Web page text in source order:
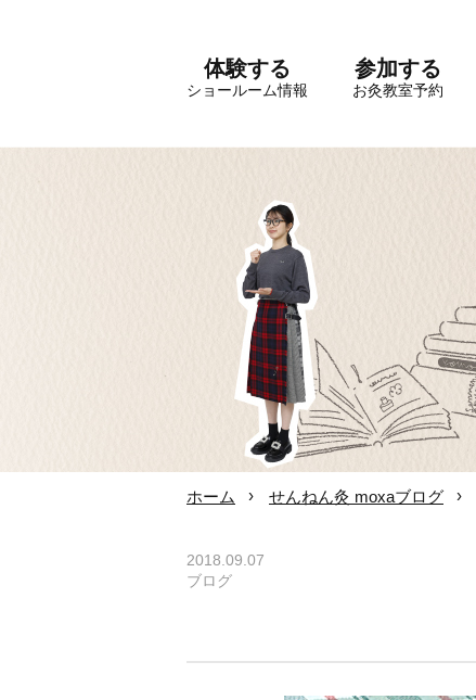
体験する
ショールーム情報
参加する
お灸教室予約
ホーム せんねん灸 moxaブログ
2018.09.07
ブログ